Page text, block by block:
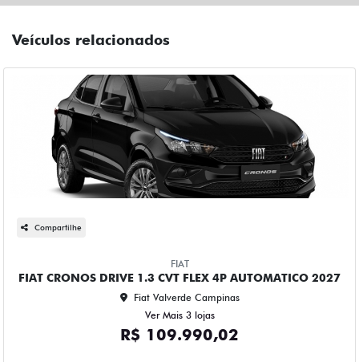
Veículos relacionados
Compartilhe
FIAT
FIAT CRONOS DRIVE 1.3 CVT FLEX 4P AUTOMATICO 2027
Fiat Valverde Campinas
Ver Mais 3 lojas
R$ 109.990,02